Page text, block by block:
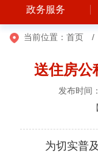
政务服务
当前位置： 首页 /
送住房公
发布时间
为切实普